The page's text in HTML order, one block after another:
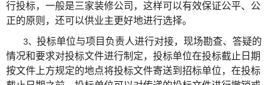
行投标，一般是三家装修公司，这样可以有效保证公平、公
正的原则，还可以供业主更好地进行选择。
3、 投标单位与项目负责人进行对接，现场勘查、答疑的
情况和要求对投标文件进行制定，投标单位在投标截止日期
按文件上方规定的地点将投标文件寄送到招标单位，在投标